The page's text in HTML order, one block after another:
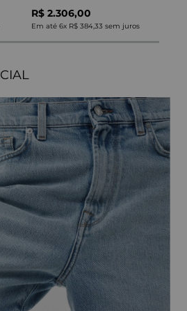
R$ 2.306,00
Em até 6x R$ 384,33 sem juros